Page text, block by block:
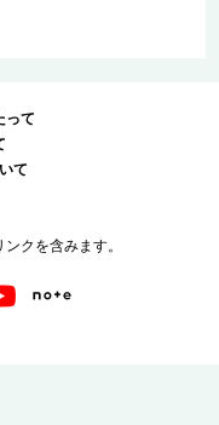
って
て
クを含みます。